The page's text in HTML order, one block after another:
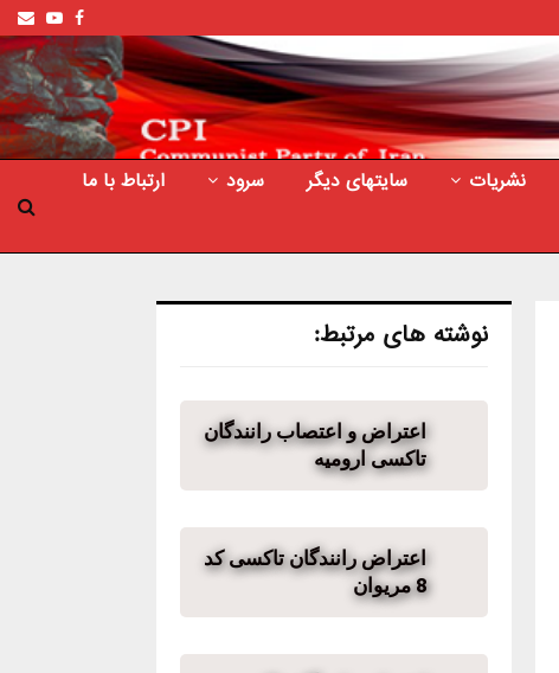
Facebook
نشریات سایتهای دیگر سرود
ارتباط با ما
نوشته های مرتبط:
اعتراض و اعتصاب رانندگان
تاکسی ارومیه
اعتراض رانندگان تاکسی کد
8 مریوان